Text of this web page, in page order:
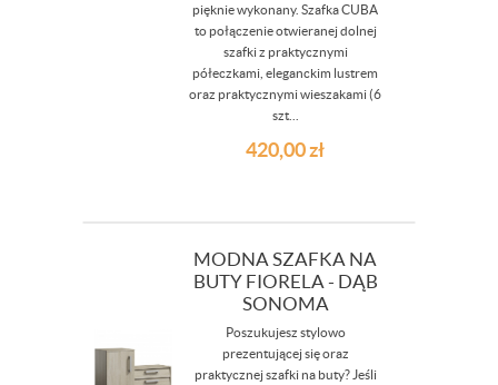
pięknie wykonany. Szafka CUBA
to połączenie otwieranej dolnej
szafki z praktycznymi
półeczkami, eleganckim lustrem
oraz praktycznymi wieszakami (6
szt...
420,00zł
MODNA SZAFKA NA
BUTY FIORELA - DĄB
SONOMA
Poszukujesz stylowo
prezentującej się oraz
praktycznej szafki na buty? Jeśli